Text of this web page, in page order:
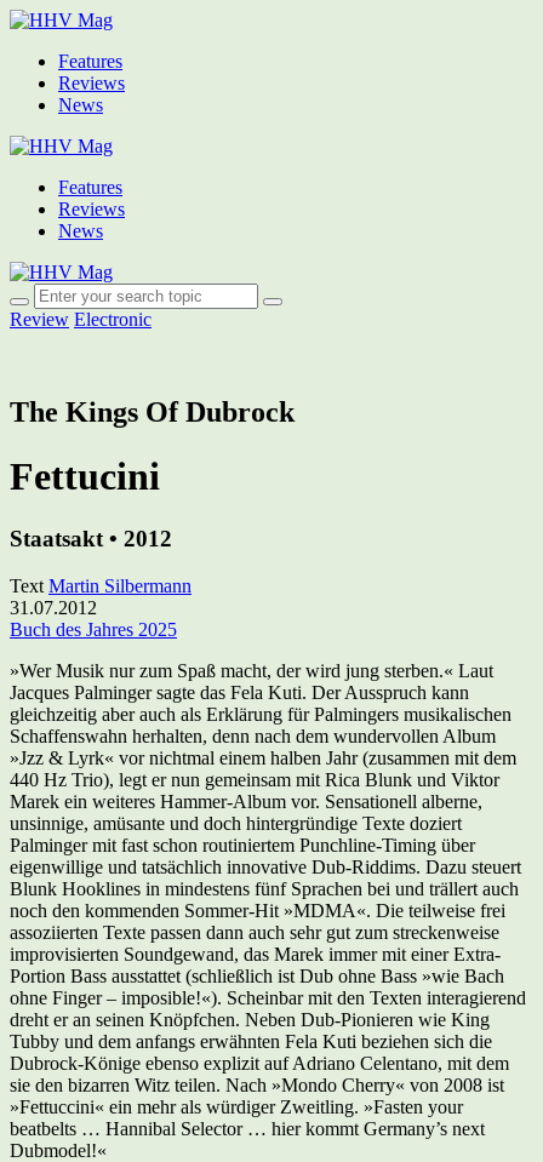
Features
Reviews
News
Features
Reviews
News
Review Electronic
The Kings Of Dubrock
Fettucini
Staatsakt • 2012
Text Martin Silbermann
31.07.2012
Buch des Jahres 2025
»Wer Musik nur zum Spaß macht, der wird jung sterben.« Laut
Jacques Palminger sagte das Fela Kuti. Der Ausspruch kann
gleichzeitig aber auch als Erklärung für Palmingers musikalischen
Schaffenswahn herhalten, denn nach dem wundervollen Album
»Jzz & Lyrk« vor nichtmal einem halben Jahr (zusammen mit dem
440 Hz Trio), legt er nun gemeinsam mit Rica Blunk und Viktor
Marek ein weiteres Hammer-Album vor. Sensationell alberne,
unsinnige, amüsante und doch hintergründige Texte doziert
Palminger mit fast schon routiniertem Punchline-Timing über
eigenwillige und tatsächlich innovative Dub-Riddims. Dazu steuert
Blunk Hooklines in mindestens fünf Sprachen bei und trällert auch
noch den kommenden Sommer-Hit »MDMA«. Die teilweise frei
assoziierten Texte passen dann auch sehr gut zum streckenweise
improvisierten Soundgewand, das Marek immer mit einer Extra-
Portion Bass ausstattet (schließlich ist Dub ohne Bass »wie Bach
ohne Finger – imposible!«). Scheinbar mit den Texten interagierend
dreht er an seinen Knöpfchen. Neben Dub-Pionieren wie King
Tubby und dem anfangs erwähnten Fela Kuti beziehen sich die
Dubrock-Könige ebenso explizit auf Adriano Celentano, mit dem
sie den bizarren Witz teilen. Nach »Mondo Cherry« von 2008 ist
»Fettuccini« ein mehr als würdiger Zweitling. »Fasten your
beatbelts … Hannibal Selector … hier kommt Germany’s next
Dubmodel!«